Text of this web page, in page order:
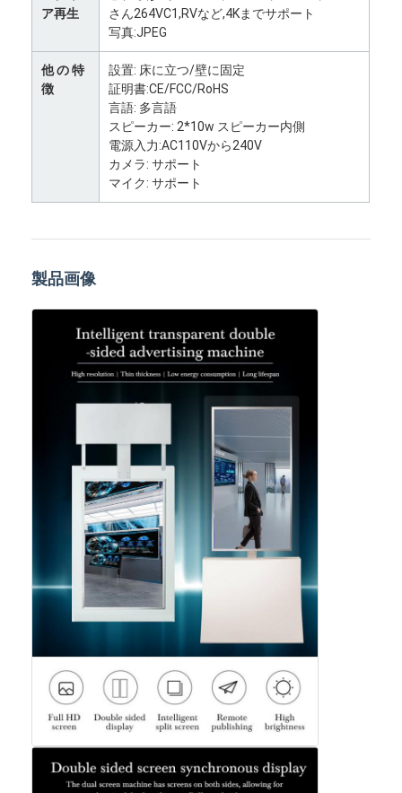
工場 ツアー
品質管理
連絡 ください
屋外LCDデジタルの表記
lcdのデジタル表記を立てる床
ショップウィンドウスクリーン
棒LCD表示
ポータブルデジタルサイネージ
透明なLCDスクリーン
タッチ画面のテーブル
LEDフィルムスクリーン
電子インクディスプレイ
ア再生
さん264VC1,RVなど,4Kまでサポート
写真:JPEG
他 の 特
徴
設置: 床に立つ/壁に固定
証明書:CE/FCC/RoHS
言語: 多言語
スピーカー: 2*10w スピーカー内側
電源入力:AC110Vから240V
カメラ: サポート
マイク: サポート
製品画像